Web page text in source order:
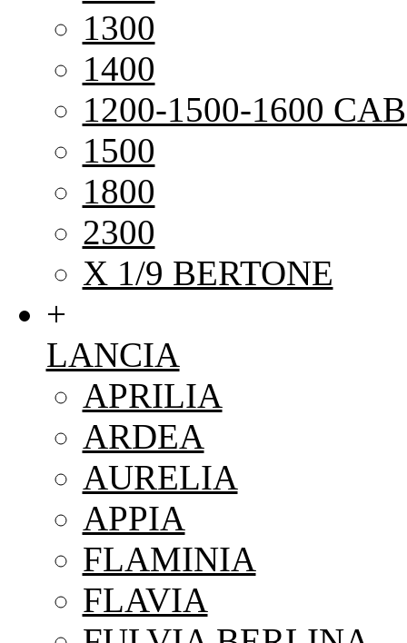
1300
1400
1200-1500-1600
1500
1800
2300
X 1/9 BERTONE
+
LANCIA
APRILIA
ARDEA
AURELIA
APPIA
FLAMINIA
FLAVIA